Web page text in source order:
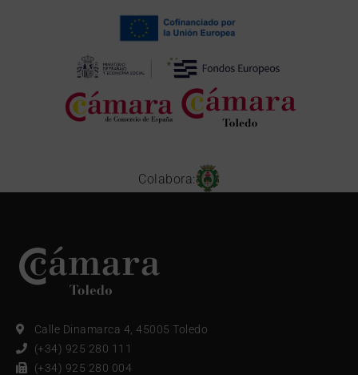
Colabora:
Calle Dinamarca 4, 45005 Toledo
(+34) 925 280 111
(+34) 925 280 004